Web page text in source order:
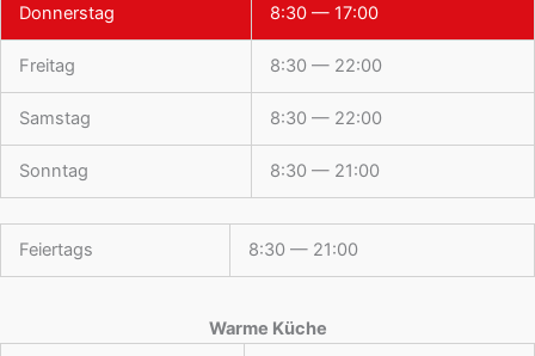
Donnerstag 8:30 — 17:00
Freitag 8:30 — 22:00
Samstag 8:30 — 22:00
Sonntag 8:30 — 21:00
Feiertags 8:30 — 21:00
Warme Küche